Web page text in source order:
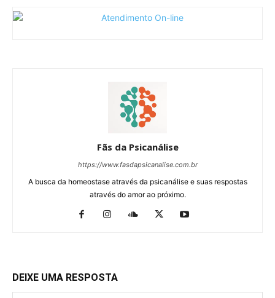
Fãs da Psicanálise
https://www.fasdapsicanalise.com.br
A busca da homeostase através da psicanálise e suas respostas
através do amor ao próximo.
DEIXE UMA RESPOSTA